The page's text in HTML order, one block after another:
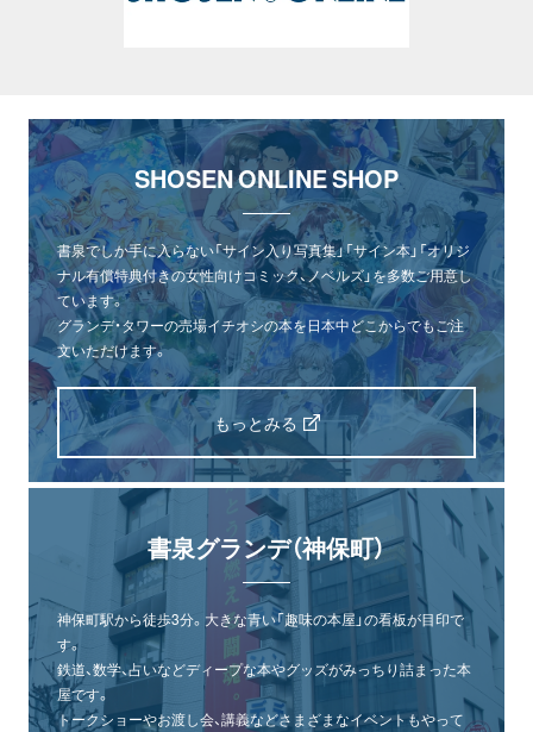
SHOSEN ONLINE SHOP
書泉でしか手に入らない「サイン入り写真集」「サイン本」「オリジ
ナル有償特典付きの女性向けコミック、ノベルズ」を多数ご用意し
ています。
グランデ・タワーの売場イチオシの本を日本中どこからでもご注
文いただけます。
もっとみる
書泉グランデ（神保町）
神保町駅から徒歩3分。大きな青い「趣味の本屋」の看板が目印で
す。
鉄道、数学、占いなどディープな本やグッズがみっちり詰まった本
屋です。
トークショーやお渡し会、講義などさまざまなイベントもやって